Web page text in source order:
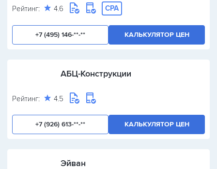
Рейтинг: 4.6 CPA
+7 (495) 146-**-** КАЛЬКУЛЯТОР ЦЕН
АБЦ-Конструкции
Рейтинг: 4.5
+7 (926) 613-**-** КАЛЬКУЛЯТОР ЦЕН
Эйван